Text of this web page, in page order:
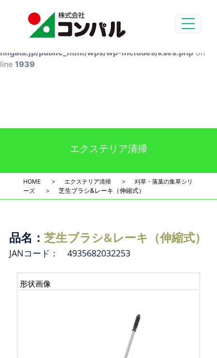
Deprecated : preg_replace(): Passing null to parameter #3
($subject) of type array|string is deprecated in
/home/styg-main/compal-
niigata.jp/public_html/wps/wp-includes/kses.php on
line 1939
エクステリア清掃
HOME ＞ エクステリア清掃 ＞
刈草・落葉の集草シリ
ーズ
＞ 芝生ブラシ&レーキ（伸縮式）
品名： 芝生ブラシ&レーキ（伸縮式）
JANコード： 4935682032253